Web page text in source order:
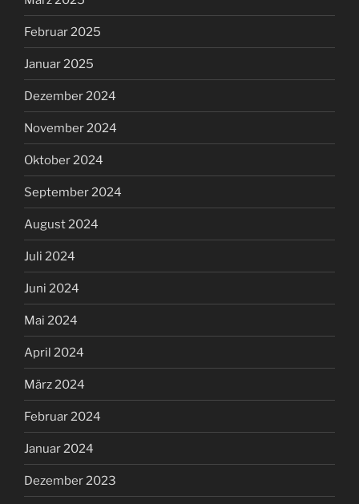
Februar 2025
Januar 2025
Dezember 2024
November 2024
Oktober 2024
September 2024
August 2024
Juli 2024
Juni 2024
Mai 2024
April 2024
März 2024
Februar 2024
Januar 2024
Dezember 2023